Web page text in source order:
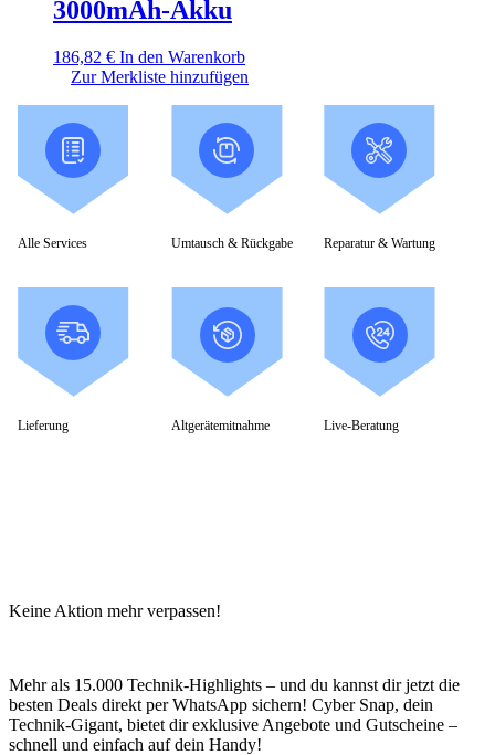
3000mAh-Akku
186,82 € In den Warenkorb
Zur Merkliste hinzufügen
Alle Services Umtausch & Rückgabe Reparatur & Wartung
Lieferung Altgerätemitnahme Live-Beratung
Keine Aktion mehr verpassen!
Mehr als 15.000 Technik-Highlights – und du kannst dir jetzt die
besten Deals direkt per WhatsApp sichern! Cyber Snap, dein
Technik-Gigant, bietet dir exklusive Angebote und Gutscheine –
schnell und einfach auf dein Handy!